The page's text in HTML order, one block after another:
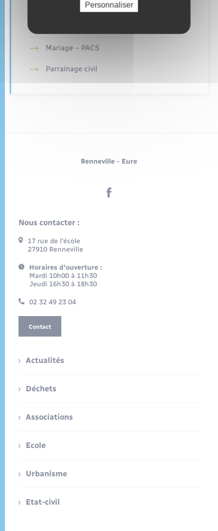
Elections et citoyenneté
Mariage – PACS
Parrainage civil
Renneville - Eure
Nous contacter :
17 rue de l’école
27910 Renneville
Horaires d'ouverture :
Mardi 10h00 à 11h30
Jeudi 16h30 à 18h30
02 32 49 23 04
Contact
Actualités
Déchets
Associations
Ecole
Urbanisme
Etat-civil
Personnaliser